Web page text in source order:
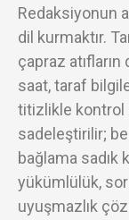
Redaksiyonun
dil kurmaktır.
çapraz
saat, taraf
titizlikle kontrol
sadeleştirilir;
bağlama sadık
yükümlülük,
uyuşmazlık